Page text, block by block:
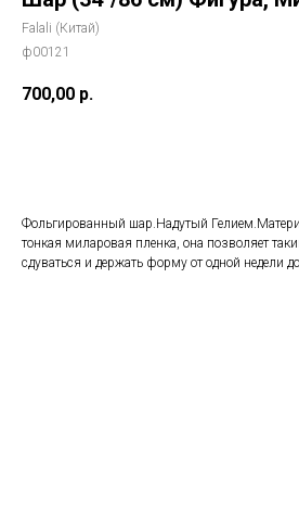
Falali (Китай)
ф00121
700,00 р.
Фольгированный шар.Надутый
тонкая миларовая пленка, она позволяет
сдуваться и держать форму от одной недели